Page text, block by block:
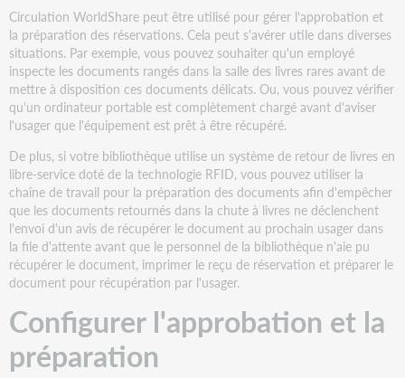
modifier
l'approbation
ou
la
préparation
des
demandes
réservation
existantes
Approuver
ou
préparer
une
demande
de
réservation
Circulation WorldShare peut être utilisé pour gérer l'approbation et
la préparation des réservations. Cela peut s'avérer utile dans diverses
situations. Par exemple, vous pouvez souhaiter qu'un employé
inspecte les documents rangés dans la salle des livres rares avant de
mettre à disposition ces documents délicats. Ou, vous pouvez vérifier
qu'un ordinateur portable est complètement chargé avant d'aviser
l'usager que l'équipement est prêt à être récupéré.
De plus, si votre bibliothèque utilise un système de retour de livres en
libre-service doté de la technologie RFID, vous pouvez utiliser la
chaîne de travail pour la préparation des documents afin d'empêcher
que les documents retournés dans la chute à livres ne déclenchent
l'envoi d'un avis de récupérer le document au prochain usager dans
la file d'attente avant que le personnel de la bibliothèque n'aie pu
récupérer le document, imprimer le reçu de réservation et préparer le
document pour récupération par l'usager.
Configurer l'approbation et la
préparation